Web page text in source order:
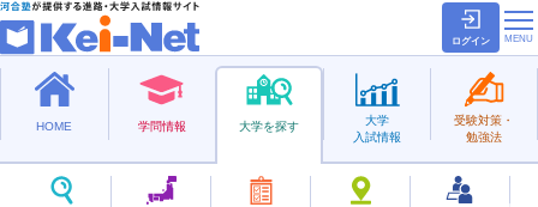
ログイン
HOME 学問情報 大学を探す
大学
入試情報
受験対策・
勉強法